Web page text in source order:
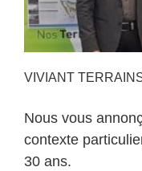
VIVIANT
Nous vous
contexte
30 ans.